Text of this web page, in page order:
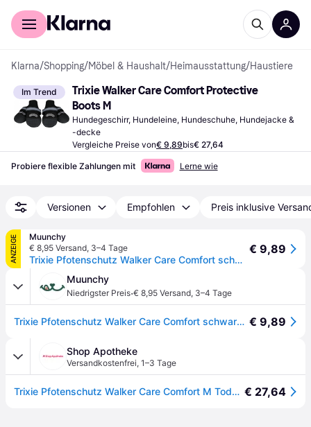
Für Shopper
Klarna/Shopping/Möbel & Haushalt/Heimausstattung/Haustiere
Im Trend
Trixie Walker Care Comfort Protective
Boots M
Hundegeschirr, Hundeleine, Hundeschuhe, Hundejacke &
-decke
Vergleiche Preise von€ 9,89bis€ 27,64
Probiere flexible Zahlungen mit Lerne wie
Versionen Empfohlen Preis inklusive
ANZEIGE
Muunchy
€ 8,95 Versand, 3–4 Tage
Trixie Pfotenschutz Walker Care Comfort schwarz 2 Stück
€ 9,89
Muunchy
Niedrigster Preis·€ 8,95 Versand, 3–4 Tage
Trixie Pfotenschutz Walker Care Comfort schwarz 2 Stück € 9,89
Shop Apotheke
Versandkostenfrei, 1–3 Tage
Trixie Pfotenschutz Walker Care Comfort M Todo 2 St TODO € 27,64